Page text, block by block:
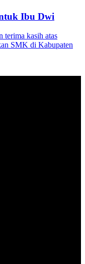
Ibu Dwi
terima kasih atas
SMK di Kabupaten